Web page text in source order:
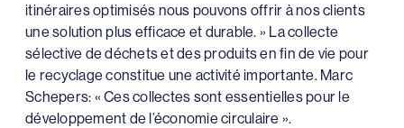
itinéraires optimisés nous pouvons offrir à nos clients
une solution plus efficace et durable. » La collecte
sélective de déchets et des produits en fin de vie pour
le recyclage constitue une activité importante. Marc
Schepers: « Ces collectes sont essentielles pour le
développement de l’économie circulaire ».